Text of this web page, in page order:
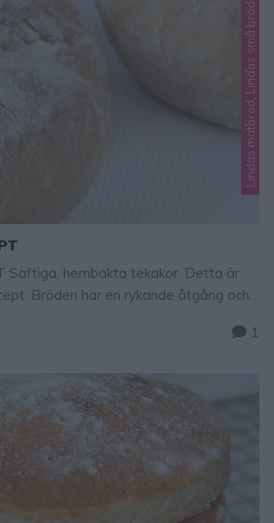
Lindas matbröd, Lindas små bröd
Saftiga, hembakta tekakor. Detta är
Bröden har en rykande åtgång och
men då blir bröden lite segare i
(klicka här!) TEKAKOR 25–30
…
1